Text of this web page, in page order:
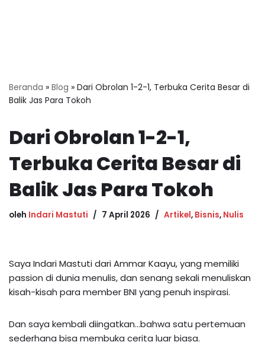
Beranda » Blog » Dari Obrolan 1-2-1, Terbuka Cerita Besar di
Balik Jas Para Tokoh
Dari Obrolan 1-2-1,
Terbuka Cerita Besar di
Balik Jas Para Tokoh
oleh Indari Mastuti 7 April 2026 Artikel, Bisnis, Nulis
Saya Indari Mastuti dari Ammar Kaayu, yang memiliki
passion di dunia menulis, dan senang sekali menuliskan
kisah-kisah para member BNI yang penuh inspirasi.
Dan saya kembali diingatkan…bahwa satu pertemuan
sederhana bisa membuka cerita luar biasa.